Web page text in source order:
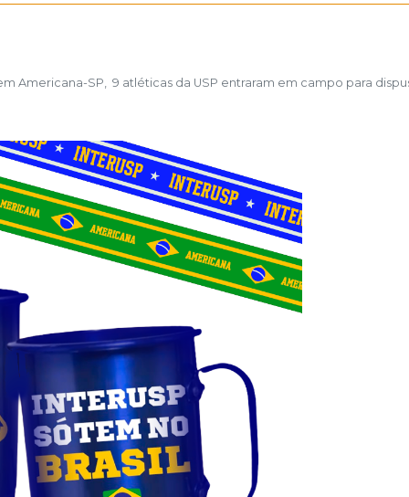
Americana-SP, 9 atléticas da USP entraram em campo para